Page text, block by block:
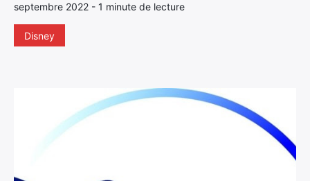
septembre 2022 - 1 minute de lecture
Disney